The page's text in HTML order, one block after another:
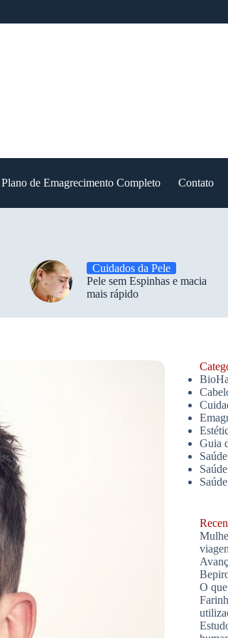
Plano de Emagrecimento Completo Contato
Cuidados da Pele
Pele sem Espinhas e macia
mais rápido
Guia
O